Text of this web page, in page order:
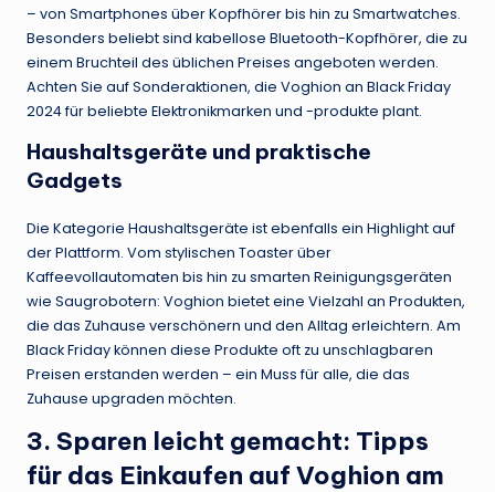
– von Smartphones über Kopfhörer bis hin zu Smartwatches.
Besonders beliebt sind kabellose Bluetooth-Kopfhörer, die zu
einem Bruchteil des üblichen Preises angeboten werden.
Achten Sie auf Sonderaktionen, die Voghion an Black Friday
2024 für beliebte Elektronikmarken und -produkte plant.
Haushaltsgeräte und praktische
Gadgets
Die Kategorie Haushaltsgeräte ist ebenfalls ein Highlight auf
der Plattform. Vom stylischen Toaster über
Kaffeevollautomaten bis hin zu smarten Reinigungsgeräten
wie Saugrobotern: Voghion bietet eine Vielzahl an Produkten,
die das Zuhause verschönern und den Alltag erleichtern. Am
Black Friday können diese Produkte oft zu unschlagbaren
Preisen erstanden werden – ein Muss für alle, die das
Zuhause upgraden möchten.
3. Sparen leicht gemacht: Tipps
für das Einkaufen auf Voghion am